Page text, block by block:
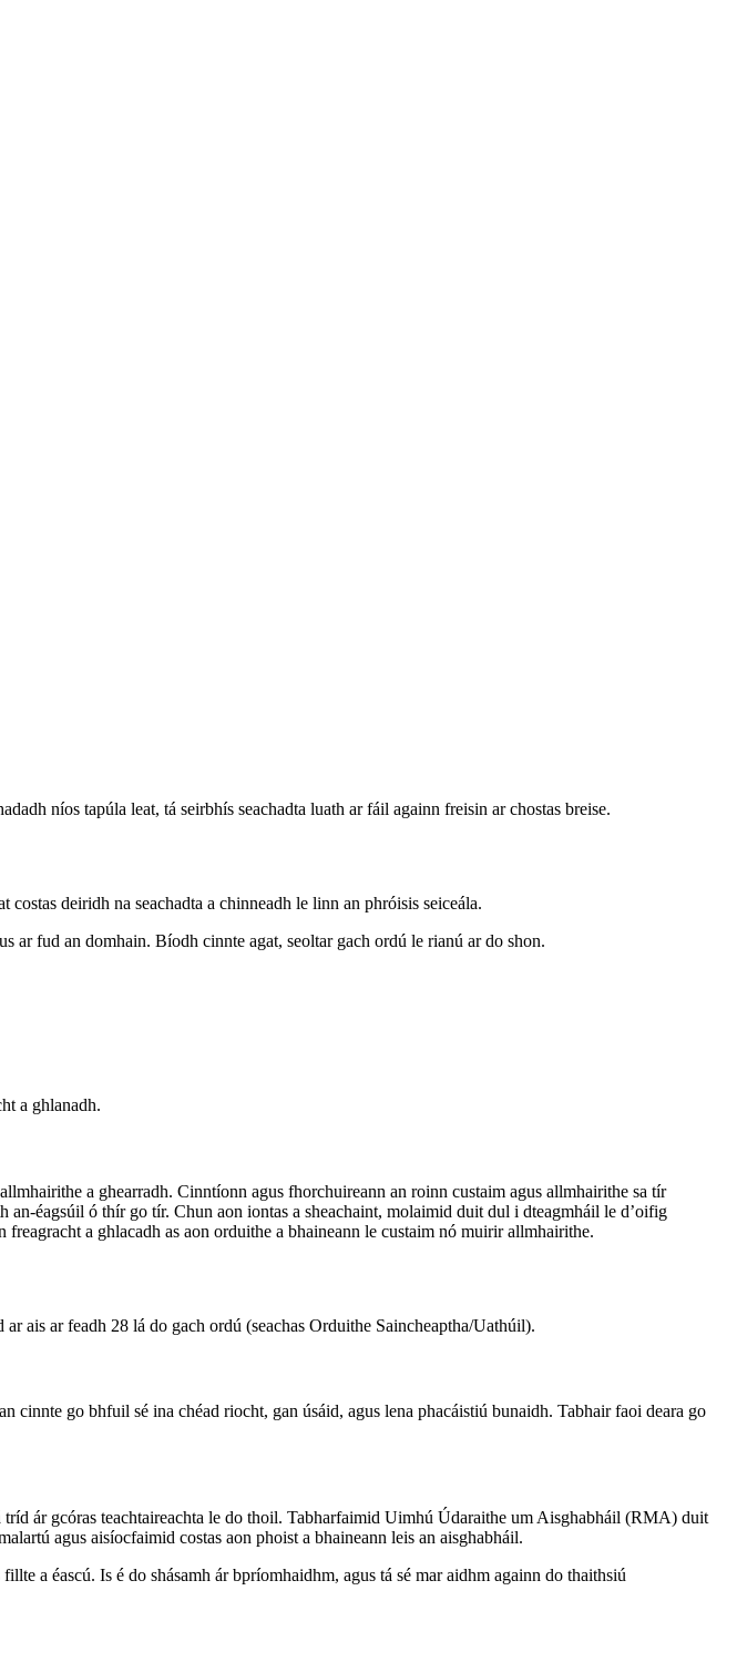
níos tapúla leat, tá seirbhís seachadta luath ar fáil againn freisin ar chostas breise.
deiridh na seachadta a chinneadh le linn an phróisis seiceála.
ar fud an domhain. Bíodh cinnte agat, seoltar gach ordú le rianú ar do shon.
a ghlanadh.
a ghearradh. Cinntíonn agus fhorchuireann an roinn custaim agus allmhairithe sa tír
éagsúil ó thír go tír. Chun aon iontas a sheachaint, molaimid duit dul i dteagmháil le d’oifig
a ghlacadh as aon orduithe a bhaineann le custaim nó muirir allmhairithe.
ais ar feadh 28 lá do gach ordú (seachas Orduithe Saincheaptha/Uathúil).
cinnte go bhfuil sé ina chéad riocht, gan úsáid, agus lena phacáistiú bunaidh. Tabhair faoi deara go
ár gcóras teachtaireachta le do thoil. Tabharfaimid Uimhú Údaraithe um Aisghabháil (RMA) duit
agus aisíocfaimid costas aon phoist a bhaineann leis an aisghabháil.
a éascú. Is é do shásamh ár bpríomhaidhm, agus tá sé mar aidhm againn do thaithsiú